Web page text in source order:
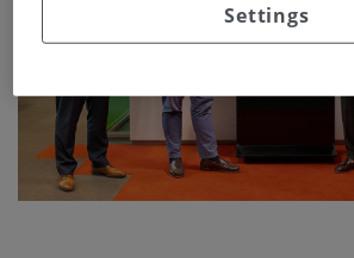
Settings